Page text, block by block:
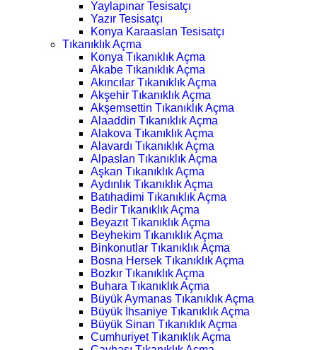
Yaylapınar Tesisatçı
Yazır Tesisatçı
Konya Karaaslan Tesisatçı
Tıkanıklık Açma
Konya Tıkanıklık Açma
Akabe Tıkanıklık Açma
Akıncılar Tıkanıklık Açma
Akşehir Tıkanıklık Açma
Akşemsettin Tıkanıklık Açma
Alaaddin Tıkanıklık Açma
Alakova Tıkanıklık Açma
Alavardı Tıkanıklık Açma
Alpaslan Tıkanıklık Açma
Aşkan Tıkanıklık Açma
Aydınlık Tıkanıklık Açma
Batıhadimi Tıkanıklık Açma
Bedir Tıkanıklık Açma
Beyazıt Tıkanıklık Açma
Beyhekim Tıkanıklık Açma
Binkonutlar Tıkanıklık Açma
Bosna Hersek Tıkanıklık Açma
Bozkır Tıkanıklık Açma
Buhara Tıkanıklık Açma
Büyük Aymanas Tıkanıklık Açma
Büyük İhsaniye Tıkanıklık Açma
Büyük Sinan Tıkanıklık Açma
Cumhuriyet Tıkanıklık Açma